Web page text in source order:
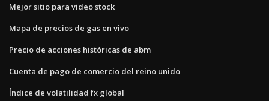
Mejor sitio para video stock
Mapa de precios de gas en vivo
Precio de acciones históricas de abm
Cuenta de pago de comercio del reino unido
Índice de volatilidad fx global